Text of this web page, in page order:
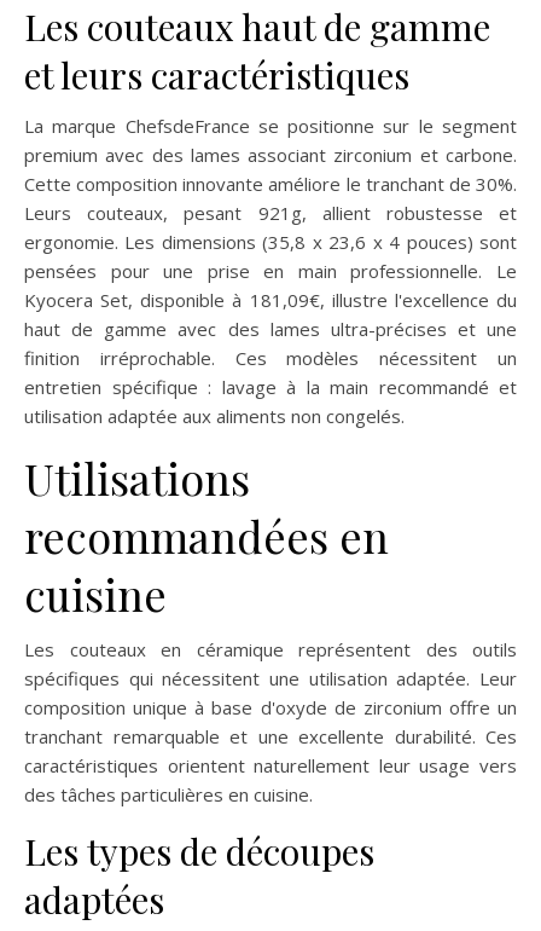
Les couteaux haut de gamme
et leurs caractéristiques
La marque ChefsdeFrance se positionne sur le segment
premium avec des lames associant zirconium et carbone.
Cette composition innovante améliore le tranchant de 30%.
Leurs couteaux, pesant 921g, allient robustesse et
ergonomie. Les dimensions (35,8 x 23,6 x 4 pouces) sont
pensées pour une prise en main professionnelle. Le
Kyocera Set, disponible à 181,09€, illustre l'excellence du
haut de gamme avec des lames ultra-précises et une
finition irréprochable. Ces modèles nécessitent un
entretien spécifique : lavage à la main recommandé et
utilisation adaptée aux aliments non congelés.
Utilisations
recommandées en
cuisine
Les couteaux en céramique représentent des outils
spécifiques qui nécessitent une utilisation adaptée. Leur
composition unique à base d'oxyde de zirconium offre un
tranchant remarquable et une excellente durabilité. Ces
caractéristiques orientent naturellement leur usage vers
des tâches particulières en cuisine.
Les types de découpes
adaptées